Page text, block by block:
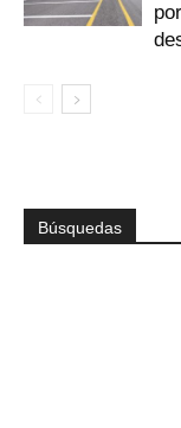
Búsquedas